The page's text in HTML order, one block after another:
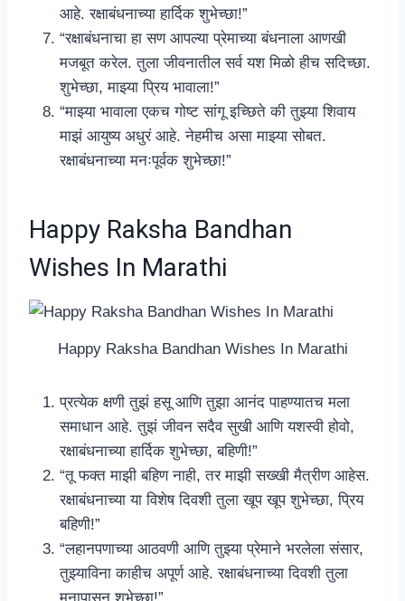
आहे. रक्षाबंधनाच्या हार्दिक शुभेच्छा!”
“रक्षाबंधनाचा हा सण आपल्या प्रेमाच्या बंधनाला आणखी
मजबूत करेल. तुला जीवनातील सर्व यश मिळो हीच सदिच्छा.
शुभेच्छा, माझ्या प्रिय भावाला!”
“माझ्या भावाला एकच गोष्ट सांगू इच्छिते की तुझ्या शिवाय
माझं आयुष्य अधुरं आहे. नेहमीच असा माझ्या सोबत.
रक्षाबंधनाच्या मनःपूर्वक शुभेच्छा!”
Happy Raksha Bandhan
Wishes In Marathi
Happy Raksha Bandhan Wishes In Marathi
प्रत्येक क्षणी तुझं हसू आणि तुझा आनंद पाहण्यातच मला
समाधान आहे. तुझं जीवन सदैव सुखी आणि यशस्वी होवो,
रक्षाबंधनाच्या हार्दिक शुभेच्छा, बहिणी!”
“तू फक्त माझी बहिण नाही, तर माझी सख्खी मैत्रीण आहेस.
रक्षाबंधनाच्या या विशेष दिवशी तुला खूप खूप शुभेच्छा, प्रिय
बहिणी!”
“लहानपणाच्या आठवणी आणि तुझ्या प्रेमाने भरलेला संसार,
तुझ्याविना काहीच अपूर्ण आहे. रक्षाबंधनाच्या दिवशी तुला